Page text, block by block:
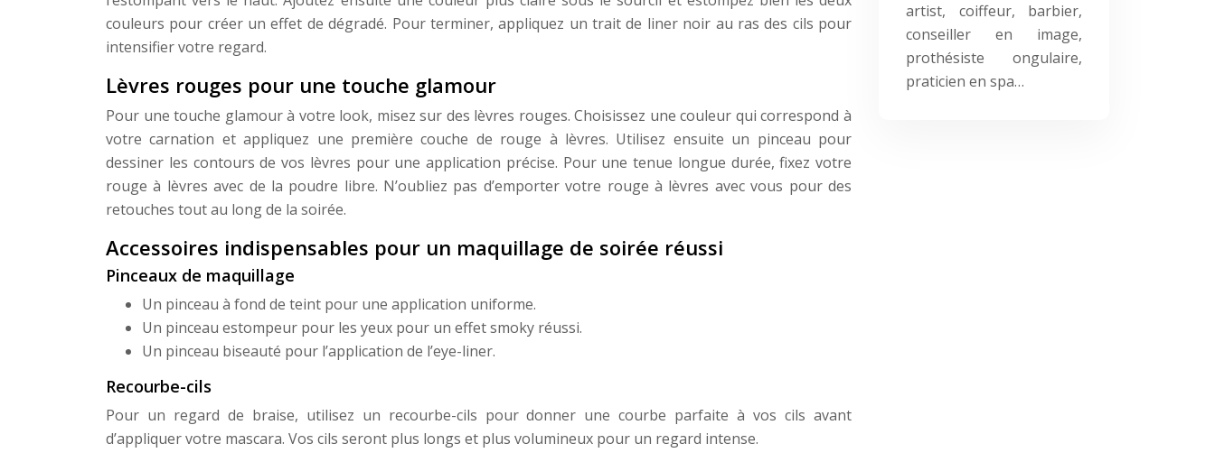
couleurs pour créer un effet de dégradé. Pour terminer, appliquez un trait de liner noir au ras des cils pour
intensifier votre regard.
Lèvres rouges pour une touche glamour
Pour une touche glamour à votre look, misez sur des lèvres rouges. Choisissez une couleur qui correspond à
votre carnation et appliquez une première couche de rouge à lèvres. Utilisez ensuite un pinceau pour
dessiner les contours de vos lèvres pour une application précise. Pour une tenue longue durée, fixez votre
rouge à lèvres avec de la poudre libre. N’oubliez pas d’emporter votre rouge à lèvres avec vous pour des
retouches tout au long de la soirée.
Accessoires indispensables pour un maquillage de soirée réussi
Pinceaux de maquillage
Un pinceau à fond de teint pour une application uniforme.
Un pinceau estompeur pour les yeux pour un effet smoky réussi.
Un pinceau biseauté pour l’application de l’eye-liner.
Recourbe-cils
Pour un regard de braise, utilisez un recourbe-cils pour donner une courbe parfaite à vos cils avant
d’appliquer votre mascara. Vos cils seront plus longs et plus volumineux pour un regard intense.
artist, coiffeur, barbier,
conseiller en image,
prothésiste ongulaire,
praticien en spa…